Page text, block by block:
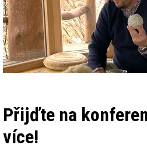
Přijďte na
více!